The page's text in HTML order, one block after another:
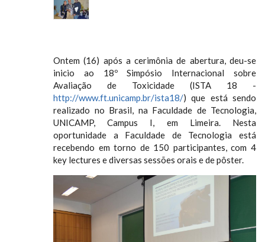
Ontem (16) após a cerimônia de abertura, deu-se
inicio ao 18º Simpósio Internacional sobre
Avaliação de Toxicidade (ISTA 18 -
http://www.ft.unicamp.br/ista18/) que está sendo
realizado no Brasil, na Faculdade de Tecnologia,
UNICAMP, Campus I, em Limeira. Nesta
oportunidade a Faculdade de Tecnologia está
recebendo em torno de 150 participantes, com 4
key lectures e diversas sessões orais e de pôster.